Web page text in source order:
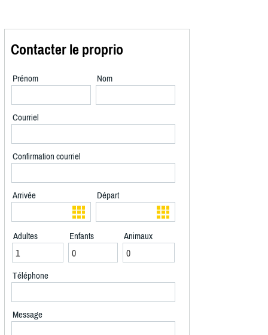
Contacter le proprio
Prénom Nom
Courriel
Confirmation courriel
Arrivée Départ
Adultes Enfants Animaux
Téléphone
Message